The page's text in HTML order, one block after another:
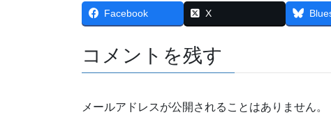
Facebook X
コメントを残す
メールアドレスが公開されることはありません。